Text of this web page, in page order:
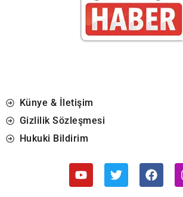
Künye & İletişim
Gizlilik Sözleşmesi
Hukuki Bildirim